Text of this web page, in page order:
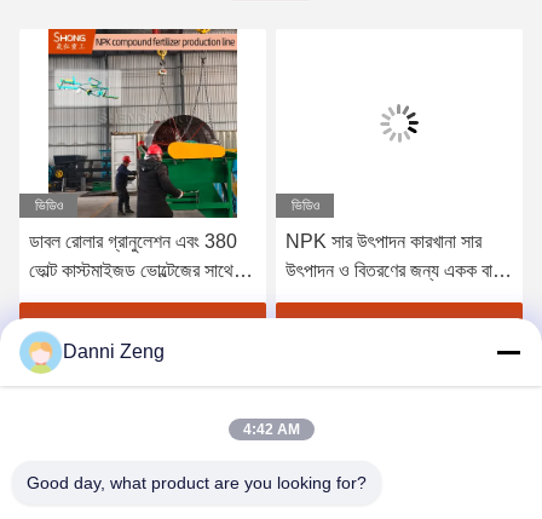
ভিডিও
ডাবল রোলার গ্রানুলেশন এবং 380
ভোল্ট কাস্টমাইজড ভোল্টেজের সাথে 1-
2 টন প্রতি ঘন্টা ক্ষমতা এনপিকে সার
উত্পাদন লাইন
ভিডিও
NPK সার উৎপাদন কারখানা সার
উৎপাদন ও বিতরণের জন্য একক বা
যৌগিক সার স্ট্রিপ পেল্ট
Danni Zeng
4:42 AM
Good day, what product are you looking for?